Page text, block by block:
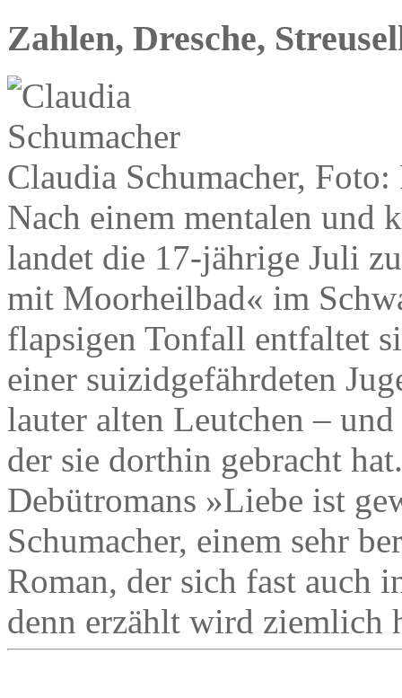
Zahlen, Dresche,
Claudia Schumacher, Foto:
Nach einem mentalen und
landet die 17-jährige Juli
mit Moorheilbad« im
flapsigen Tonfall entfaltet
einer suizidgefährdeten
lauter alten Leutchen –
der sie dorthin gebracht
Debütromans »Liebe ist
Schumacher, einem sehr
Roman, der sich fast auch
denn erzählt wird ziemlich